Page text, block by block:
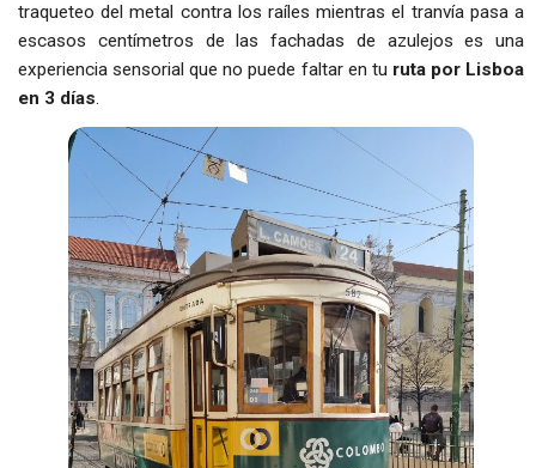
traqueteo del metal contra los raíles mientras el tranvía pasa a
escasos centímetros de las fachadas de azulejos es una
experiencia sensorial que no puede faltar en tu ruta por Lisboa
en 3 días.